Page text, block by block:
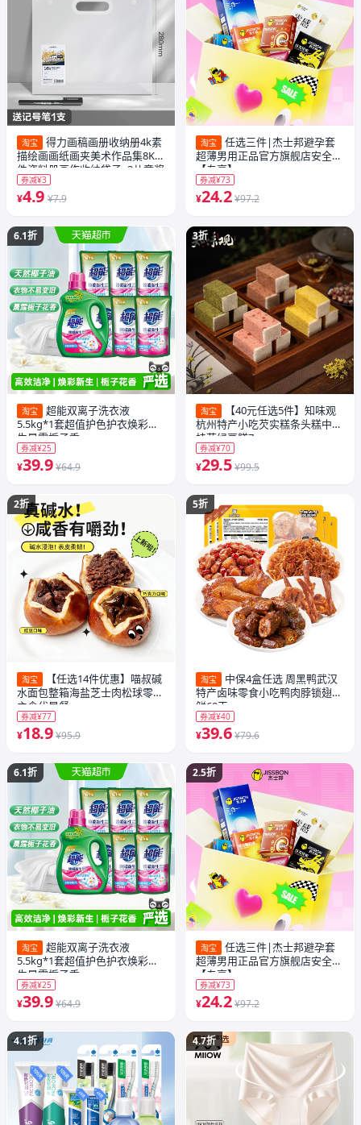
淘宝
得力画稿画册收纳册4k素
描绘画画纸画夹美术作品集8K文
件资料册画作收纳袋子a3儿童奖
状收集册透明海报油画袋
券减¥3
¥4.9 ¥7.9
6.1折
淘宝
超能双离子洗衣液
5.5kg*1套超值护色护衣焕彩新
生晨露栀子香
券减¥25
¥39.9 ¥64.9
2折
淘宝
【任选14件优惠】喵叔碱
水面包整箱海盐芝士肉松球零食
主食代早餐
券减¥77
¥18.9 ¥95.9
6.1折
淘宝
超能双离子洗衣液
5.5kg*1套超值护色护衣焕彩新
生晨露栀子香
券减¥25
¥39.9 ¥64.9
4.1折
淘宝
任选三件|杰士邦避孕套
超薄男用正品官方旗舰店安全套
【专享】
券减¥73
¥24.2 ¥97.2
3折
淘宝
【40元任选5件】知味观
杭州特产小吃芡实糕条头糕中式
桂花绿豆糕7
券减¥70
¥29.5 ¥99.5
5折
淘宝
中保4盒任选 周黑鸭武汉
特产卤味零食小吃鸭肉脖锁翅保
鲜60天yn
券减¥40
¥39.6 ¥79.6
2.5折
淘宝
任选三件|杰士邦避孕套
超薄男用正品官方旗舰店安全套
【专享】
券减¥73
¥24.2 ¥97.2
4.7折